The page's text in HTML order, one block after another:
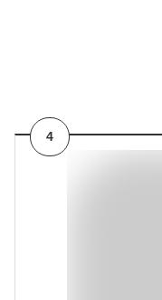
4